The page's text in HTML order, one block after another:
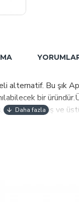
Bu şık
bir
dekoratif dikiş ve
süreçlerinin
kumaş
olmak üzere 42
beğenisine